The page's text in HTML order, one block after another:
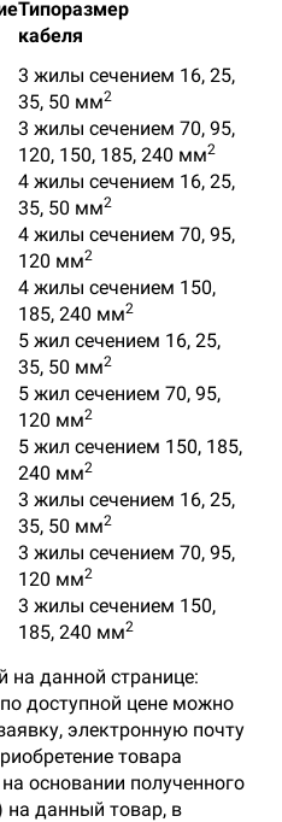
Типоразмер
кабеля
3 жилы сечением 16, 25,
35, 50 мм2
3 жилы сечением 70, 95,
120, 150, 185, 240 мм2
4 жилы сечением 16, 25,
35, 50 мм2
4 жилы сечением 70, 95,
120 мм2
4 жилы сечением 150,
185, 240 мм2
5 жил сечением 16, 25,
35, 50 мм2
5 жил сечением 70, 95,
120 мм2
5 жил сечением 150, 185,
240 мм2
3 жилы сечением 16, 25,
35, 50 мм2
3 жилы сечением 70, 95,
120 мм2
3 жилы сечением 150,
185, 240 мм2
на данной странице:
доступной цене можно
электронную почту
товара
основании полученного
на данный товар, в